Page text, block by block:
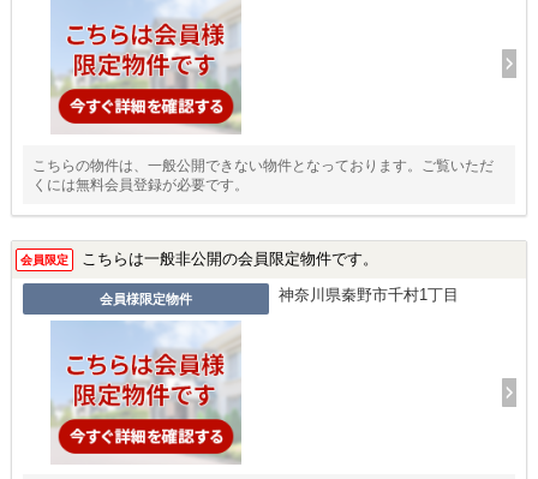
こちらの物件は、一般公開できない物件となっております。ご覧いただ
くには無料会員登録が必要です。
会員限定 こちらは一般非公開の会員限定物件です。
会員様限定物件 神奈川県秦野市千村1丁目